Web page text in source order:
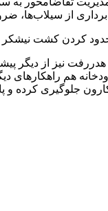
از سیلاب‌ها،
کردن کشت نیشکر
نیز از دیگر
هم
جلوگیری کرده و